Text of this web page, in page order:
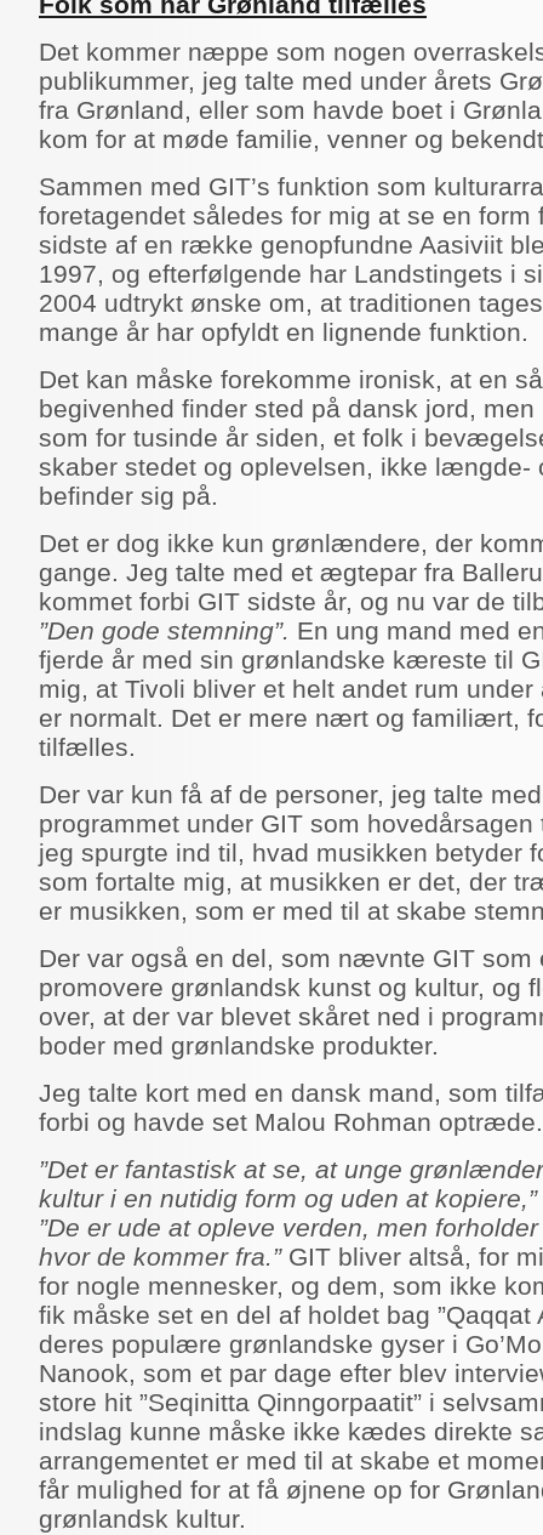
Det kommer næppe som nogen
publikummer, jeg talte med under årets
fra Grønland, eller som havde boet i
kom for at møde familie, venner og
Sammen med GIT’s funktion som
foretagendet således for mig at se en
sidste af en række genopfundne Aasiviit
1997, og efterfølgende har Landstingets i
2004 udtrykt ønske om, at traditionen
mange år har opfyldt en lignende funktion.
Det kan måske forekomme ironisk, at en
begivenhed finder sted på dansk jord,
som for tusinde år siden, et folk i
skaber stedet og oplevelsen, ikke længde-
befinder sig på.
Det er dog ikke kun grønlændere, der
gange. Jeg talte med et ægtepar fra
kommet forbi GIT sidste år, og nu var de
”Den gode stemning”. En ung mand med
fjerde år med sin grønlandske kæreste til
mig, at Tivoli bliver et helt andet rum
er normalt. Det er mere nært og familiært,
tilfælles.
Der var kun få af de personer, jeg talte
programmet under GIT som
jeg spurgte ind til, hvad musikken betyder
som fortalte mig, at musikken er det, der
er musikken, som er med til at skabe
Der var også en del, som nævnte GIT som
promovere grønlandsk kunst og kultur, og
over, at der var blevet skåret ned i
boder med grønlandske produkter.
Jeg talte kort med en dansk mand, som
forbi og havde set Malou Rohman optræde.
”Det er fantastisk at se, at unge
kultur i en nutidig form og uden at kopiere,”
”De er ude at opleve verden, men
hvor de kommer fra.” GIT bliver altså, for
for nogle mennesker, og dem, som ikke
fik måske set en del af holdet bag
deres populære grønlandske gyser i
Nanook, som et par dage efter blev
store hit ”Seqinitta Qinngorpaatit” i
indslag kunne måske ikke kædes direkte
arrangementet er med til at skabe et
får mulighed for at få øjnene op for
grønlandsk kultur.